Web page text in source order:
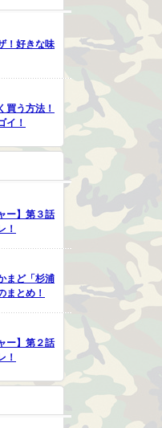
！好きな味
買う方法！
イ！
ー】第３話
！
まど「杉浦
まとめ！
ー】第２話
！